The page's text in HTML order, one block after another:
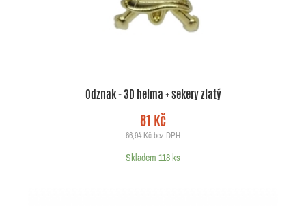
Odznak - 3D helma + sekery zlatý
81 Kč
66,94 Kč bez DPH
Skladem 118 ks